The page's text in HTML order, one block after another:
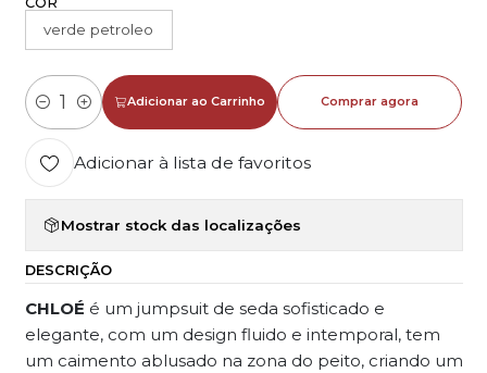
verde petroleo
Quantidade
Adicionar ao Carrinho Comprar agora
Adicionar à lista de favoritos
Mostrar stock das localizações
DESCRIÇÃO
CHLOÉ é um jumpsuit de seda sofisticado e
elegante, com um design fluido e intemporal, tem
um caimento ablusado na zona do peito, criando um